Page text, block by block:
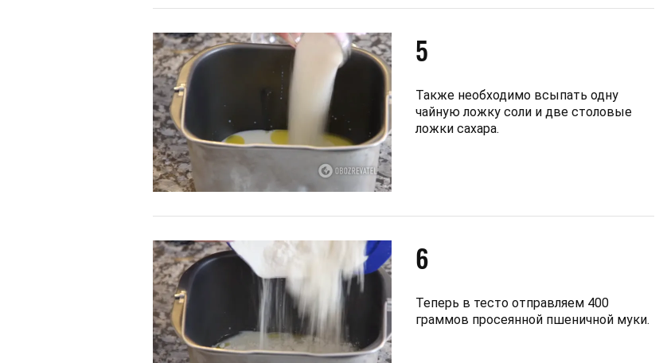
5
Также необходимо всыпать одну
чайную ложку соли и две столовые
ложки сахара.
6
Теперь в тесто отправляем 400
граммов просеянной пшеничной муки.